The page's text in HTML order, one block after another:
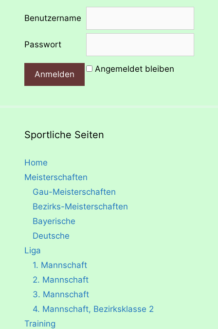
Benutzername
Passwort
Angemeldet bleiben
Sportliche Seiten
Home
Meisterschaften
Gau-Meisterschaften
Bezirks-Meisterschaften
Bayerische
Deutsche
Liga
1. Mannschaft
2. Mannschaft
3. Mannschaft
4. Mannschaft, Bezirksklasse 2
Training